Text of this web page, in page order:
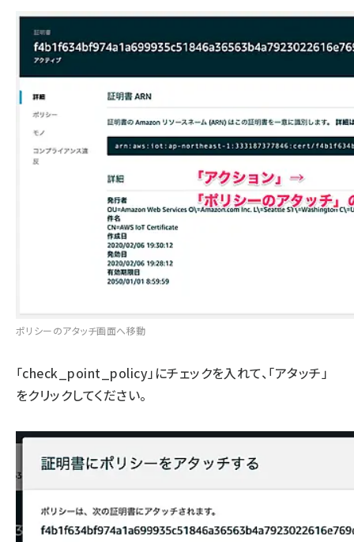
ポリシーのアタッチ画面へ移動
「check_point_policy」にチェックを入れて、「アタッチ」
をクリックしてください。